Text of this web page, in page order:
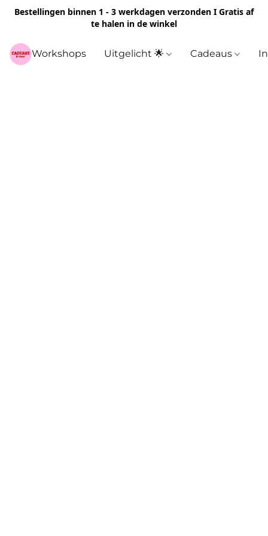
Bestellingen binnen 1 - 3 werkdagen verzonden I Gratis af
te halen in de winkel
Workshops Uitgelicht 🌟 Cadeaus